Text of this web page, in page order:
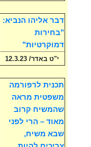
דבר אליהו הנביא:
"בחירות
דמוקרטיות"
י"ט באדר/ 12.3.23
תכנית לרפורמה
משפטית מראה
שהמשיח קרוב
מאוד – הרי לפני
שבא משיח,